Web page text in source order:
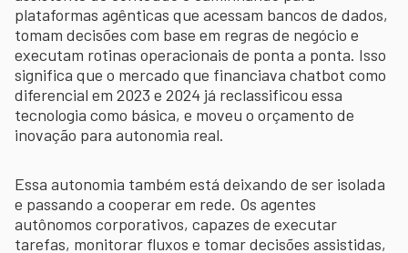
plataformas agênticas que acessam bancos de dados,
tomam decisões com base em regras de negócio e
executam rotinas operacionais de ponta a ponta. Isso
significa que o mercado que financiava chatbot como
diferencial em 2023 e 2024 já reclassificou essa
tecnologia como básica, e moveu o orçamento de
inovação para autonomia real.
Essa autonomia também está deixando de ser isolada
e passando a cooperar em rede. Os agentes
autônomos corporativos, capazes de executar
tarefas, monitorar fluxos e tomar decisões assistidas,